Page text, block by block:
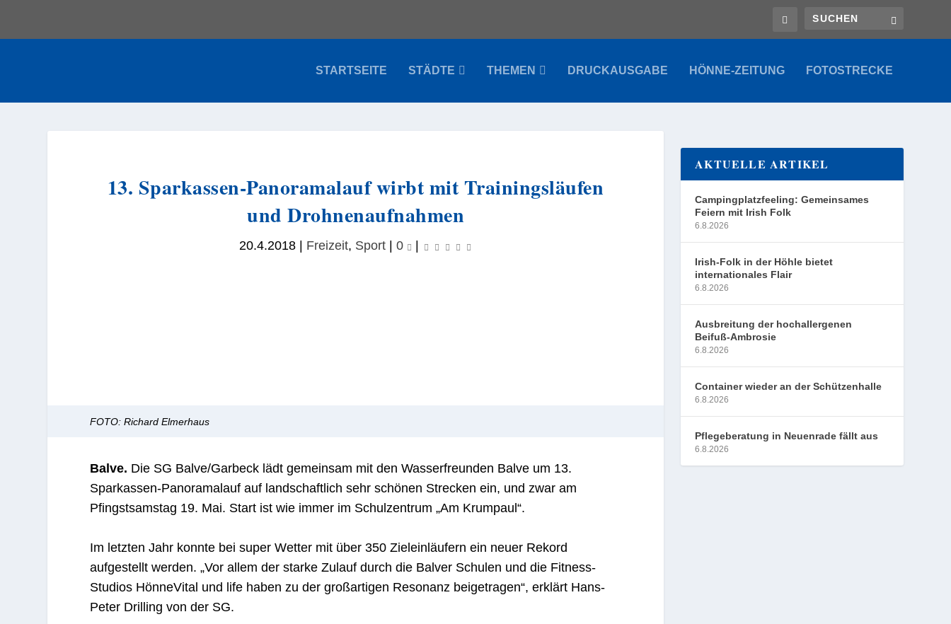
STARTSEITE STÄDTE THEMEN DRUCKAUSGABE HÖNNE-ZEITUNG FOTOSTRECKE
13. Sparkassen-Panoramalauf wirbt mit Trainingsläufen
und Drohnenaufnahmen
20.4.2018 Freizeit, Sport |0
FOTO: Richard Elmerhaus
Balve. Die SG Balve/Garbeck lädt gemeinsam mit den Wasserfreunden Balve um 13.
Sparkassen-Panoramalauf auf landschaftlich sehr schönen Strecken ein, und zwar am
Pfingstsamstag 19. Mai. Start ist wie immer im Schulzentrum „Am Krumpaul“.
Im letzten Jahr konnte bei super Wetter mit über 350 Zieleinläufern ein neuer Rekord
aufgestellt werden. „Vor allem der starke Zulauf durch die Balver Schulen und die Fitness-
Studios HönneVital und life haben zu der großartigen Resonanz beigetragen“, erklärt Hans-
Peter Drilling von der SG.
AKTUELLE ARTIKEL
Campingplatzfeeling: Gemeinsames
Feiern mit Irish Folk
6.8.2026
Irish-Folk in der Höhle bietet
internationales Flair
6.8.2026
Ausbreitung der hochallergenen
Beifuß-Ambrosie
6.8.2026
Container wieder an der Schützenhalle
6.8.2026
Pflegeberatung in Neuenrade fällt aus
6.8.2026